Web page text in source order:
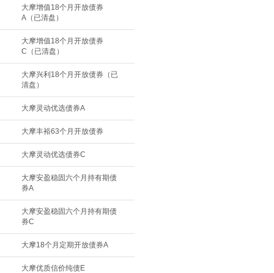
大摩增值18个月开放债券
A（已清盘）
大摩增值18个月开放债券
C（已清盘）
大摩兴利18个月开放债券（已
清盘）
大摩灵动优选债券A
大摩丰裕63个月开放债券
大摩灵动优选债券C
大摩安盈稳固六个月持有期债
券A
大摩安盈稳固六个月持有期债
券C
大摩18个月定期开放债券A
大摩优质信价纯债E